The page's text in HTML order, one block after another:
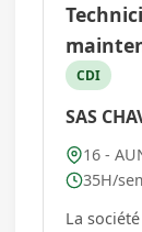
CDI
SAS
16 -
35H/
La